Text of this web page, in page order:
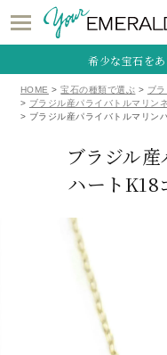
希少な宝石を
HOME 宝石の種類で選ぶ
ブ
ブラジル産パライバトルマリン
ブラジル産パライバトルマリン
ブラジル
ハートK18